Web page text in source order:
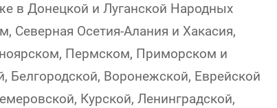
в Донецкой и Луганской Народных
Северная Осетия-Алания и Хакасия,
Пермском, Приморском и
Белгородской, Воронежской, Еврейской
Курской, Ленинградской,